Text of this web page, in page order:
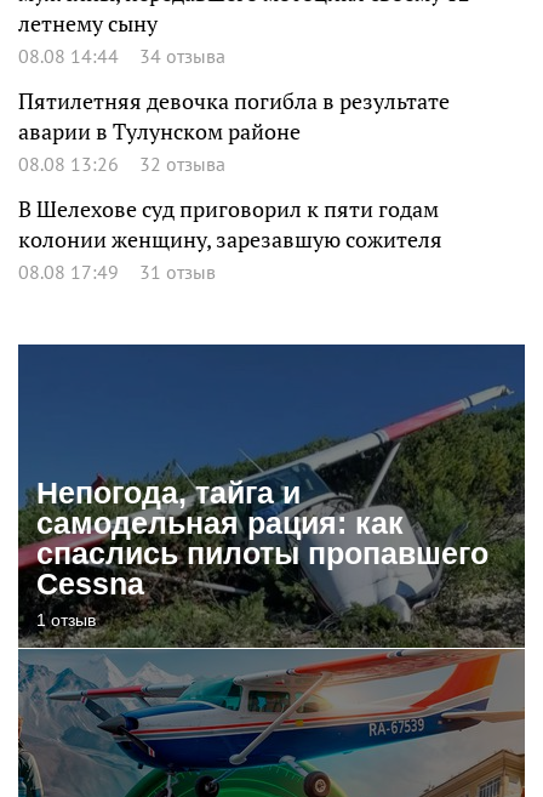
летнему сыну
08.08 14:44 34 отзыва
Пятилетняя девочка погибла в результате
аварии в Тулунском районе
08.08 13:26 32 отзыва
В Шелехове суд приговорил к пяти годам
колонии женщину, зарезавшую сожителя
08.08 17:49 31 отзыв
Непогода, тайга и
самодельная рация: как
спаслись пилоты пропавшего
Cessna
1 отзыв